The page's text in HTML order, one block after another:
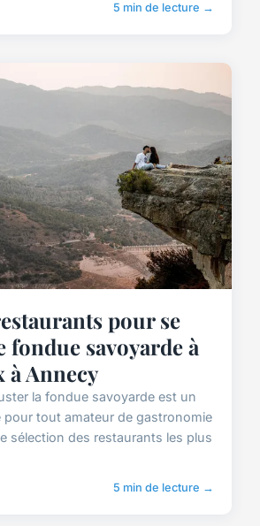
5 min de lecture →
pour se
fondue savoyarde à
Annecy
la fondue savoyarde est un
pour tout amateur de gastronomie
sélection des restaurants les plus
5 min de lecture →